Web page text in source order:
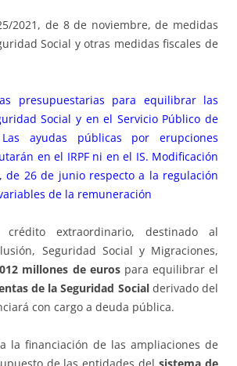
2021, de 8 de noviembre, de medidas
Social y otras medidas fiscales de
presupuestarias para equilibrar las
Social y en el Servicio Público de
ayudas públicas por erupciones
en el IRPF ni en el IS. Modificación
de 26 de junio respecto a la regulación
de la remuneración
extraordinario, destinado al
Seguridad Social y Migraciones,
millones de eurospara equilibrar el
de la Seguridad Socialderivado del
con cargo a deuda pública.
la financiación de las ampliaciones de